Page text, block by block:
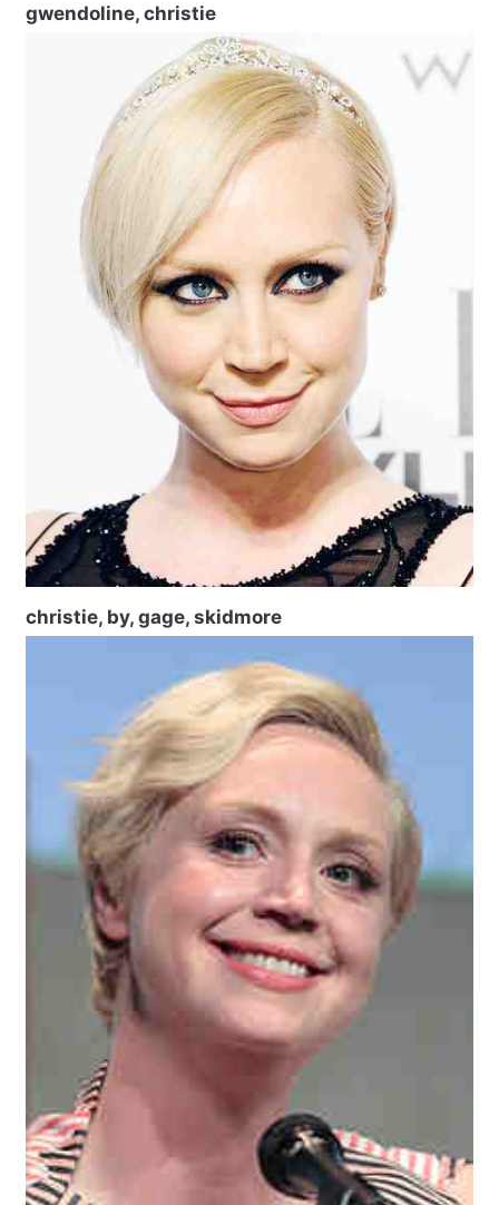
gwendoline, christie
christie, by, gage, skidmore